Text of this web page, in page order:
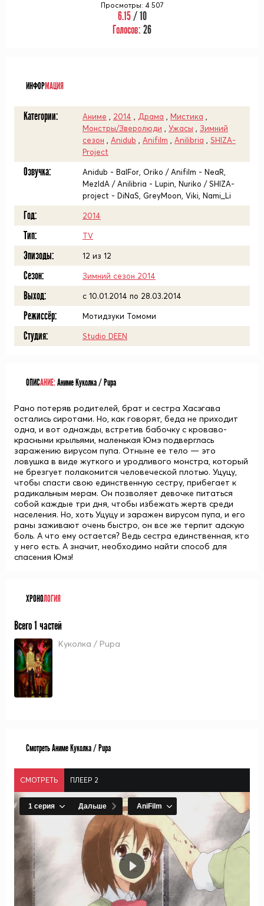
Просмотры: 4 507
6.15/ 10
Голосов: 26
ИНФОРМАЦИЯ
Категории: Аниме 2014 Драма Мистика
Монстры/Зверолюди
Ужасы
Зимний
сезон
Anidub Anifilm Anilibria
SHIZA-
Project
Озвучка:
Anidub - BalFor, Oriko / Anifilm - NeaR,
MezIdA / Anilibria - Lupin, Nuriko / SHIZA-
project - DiNaS, GreyMoon, Viki, Nami_Li
Год: 2014
Тип: TV
Эпизоды: 12 из 12
Сезон: Зимний сезон 2014
Выход: c 10.01.2014 по 28.03.2014
Режиссёр: Мотидзуки Томоми
Студия: Studio DEEN
ОПИСАНИЕ:Аниме Куколка / Pupa
Рано потеряв родителей, брат и сестра Хасэгава
остались сиротами. Но, как говорят, беда не приходит
одна, и вот однажды, встретив бабочку с кроваво-
красными крыльями, маленькая Юмэ подверглась
заражению вирусом пупа. Отныне ее тело — это
ловушка в виде жуткого и уродливого монстра, который
не брезгует полакомится человеческой плотью. Уцуцу,
чтобы спасти свою единственную сестру, прибегает к
радикальным мерам. Он позволяет девочке питаться
собой каждые три дня, чтобы избежать жертв среди
населения. Но, хоть Уцуцу и заражен вирусом пупа, и его
раны заживают очень быстро, он все же терпит адскую
боль. А что ему остается? Ведь сестра единственная, кто
у него есть. А значит, необходимо найти способ для
спасения Юмэ!
ХРОНОЛОГИЯ
Всего 1 частей
Куколка / Pupa
Смотреть Аниме Куколка / Pupa
СМОТРЕТЬ ПЛЕЕР 2